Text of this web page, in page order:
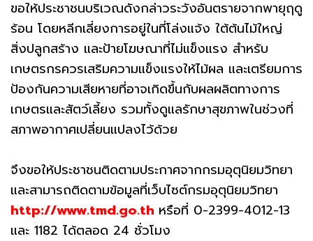
ขอให้ประชาชนบริเวณดังกล่าวระวังอันตรายจากพายุฤดู
ร้อน โดยหลีกเลี่ยงการอยู่ในที่โล่งแจ้ง ใต้ต้นไม้ใหญ่
สิ่งปลูกสร้าง และป้ายโฆษณาที่ไม่แข็งแรง สำหรับ
เกษตรกรควรเสริมความแข็งแรงให้ไม้ผล และเตรียมการ
ป้องกันความเสียหายที่อาจเกิดขึ้นกับผลผลิตทางการ
เกษตรและสัตว์เลี้ยง รวมทั้งดูแลรักษาสุขภาพในช่วงที่
สภาพอากาศเปลี่ยนแปลงไว้ด้วย
จึงขอให้ประชาชนติดตามประกาศจากกรมอุตุนิยมวิทยา
และสามารถติดตามข้อมูลที่เว็บไซต์กรมอุตุนิยมวิทยา
http://www.tmd.go.th หรือที่ 0-2399-4012-13
และ 1182 ได้ตลอด 24 ชั่วโมง